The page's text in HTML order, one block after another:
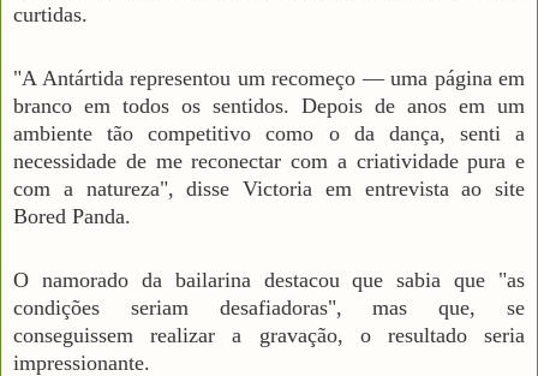
curtidas.
"A Antártida representou um recomeço — uma página em
branco em todos os sentidos. Depois de anos em um
ambiente tão competitivo como o da dança, senti a
necessidade de me reconectar com a criatividade pura e
com a natureza", disse Victoria em entrevista ao site
Bored Panda.
O namorado da bailarina destacou que sabia que "as
condições seriam desafiadoras", mas que, se
conseguissem realizar a gravação, o resultado seria
impressionante.